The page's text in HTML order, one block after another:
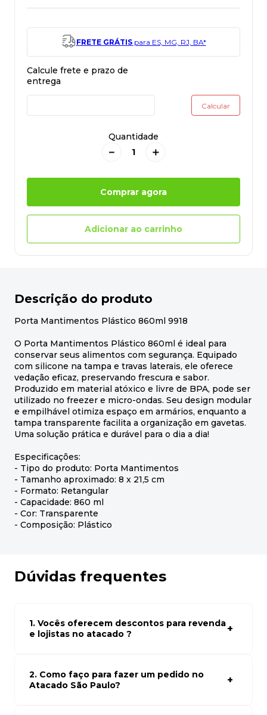
FRETE GRÁTISpara ES, MG, RJ, BA*
Quantidade
＋
－
Comprar agora
Adicionar ao carrinho
Descrição do produto
Porta Mantimentos Plástico 860ml 9918
O Porta Mantimentos Plástico 860ml é ideal para
conservar seus alimentos com segurança. Equipado
com silicone na tampa e travas laterais, ele oferece
vedação eficaz, preservando frescura e sabor.
Produzido em material atóxico e livre de BPA, pode ser
utilizado no freezer e micro-ondas. Seu design modular
e empilhável otimiza espaço em armários, enquanto a
tampa transparente facilita a organização em gavetas.
Uma solução prática e durável para o dia a dia!
Especificações:
- Tipo do produto: Porta Mantimentos
- Tamanho aproximado: 8 x 21,5 cm
- Formato: Retangular
- Capacidade: 860 ml
- Cor: Transparente
- Composição: Plástico
Dúvidas frequentes
1. Vocês oferecem descontos para revenda
e lojistas no atacado ?
atacado empresas e compre com os melhores preços
para seu modelo de negócio
2. Como faço para fazer um pedido no
Atacado São Paulo?